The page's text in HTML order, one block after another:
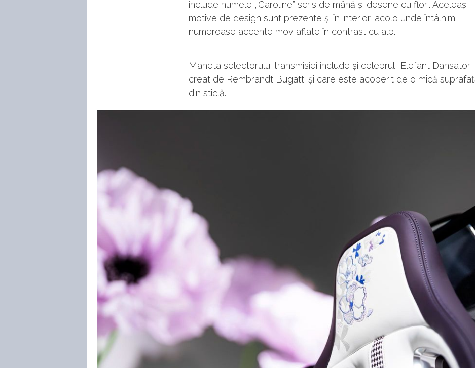
include numele „Caroline” scris de mână și desene cu flori. Aceleași
motive de design sunt prezente și în interior, acolo unde întâlnim
numeroase accente mov aflate în contrast cu alb.
Maneta selectorului transmisiei include și celebrul „Elefant Dansator”
creat de Rembrandt Bugatti și care este acoperit de o mică
din sticlă.